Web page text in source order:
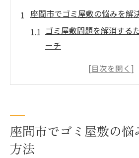
座間市でゴミ屋敷の悩みを解
ゴミ屋敷問題を解消する
ーチ
座間市の特徴を活かした
安心して依頼できる処分
座間市でゴミ屋敷の悩
方法